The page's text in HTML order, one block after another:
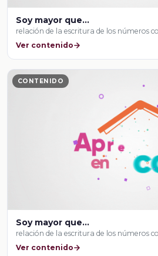
Soy mayor que...
relación de la escritura de los números
Ver contenido
CONTENIDO
Soy mayor que...
relación de la escritura de los números
Ver contenido